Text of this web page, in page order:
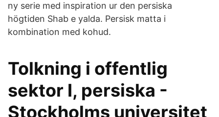
ny serie med inspiration ur den persiska
högtiden Shab e yalda. Persisk matta i
kombination med kohud.
Tolkning i offentlig
sektor I, persiska -
Stockholms universitet